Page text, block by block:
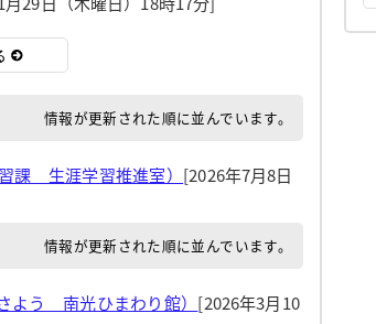
情報が更新された順に並んでいます。
課 生涯学習推進室） [2026年7月8日
情報が更新された順に並んでいます。
よう 南光ひまわり館） [2026年3月10